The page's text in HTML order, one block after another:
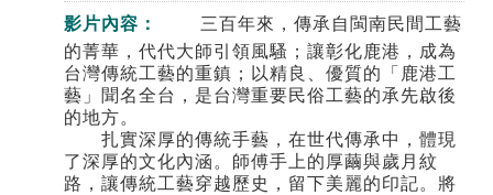
影片內容：
三百年來，傳承自閩南民間工藝
的菁華，代代大師引領風騷；讓彰化鹿港，成為
台灣傳統工藝的重鎮；以精良、優質的「鹿港工
藝」聞名全台，是台灣重要民俗工藝的承先啟後
的地方。
扎實深厚的傳統手藝，在世代傳承中，體現
了深厚的文化內涵。師傅手上的厚繭與歲月紋
路，讓傳統工藝穿越歷史，留下美麗的印記。將